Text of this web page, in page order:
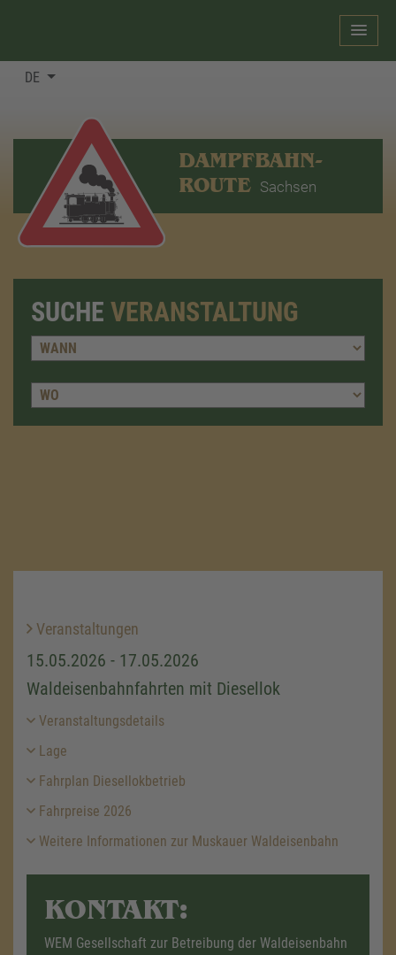
DE
DAMPFBAHN-
ROUTE Sachsen
SUCHE VERANSTALTUNG
Veranstaltungen
15.05.2026 - 17.05.2026
Waldeisenbahnfahrten mit Diesellok
Veranstaltungsdetails
Lage
Fahrplan Diesellokbetrieb
Fahrpreise 2026
Weitere Informationen zur Muskauer Waldeisenbahn
KONTAKT:
WEM Gesellschaft zur Betreibung der Waldeisenbahn